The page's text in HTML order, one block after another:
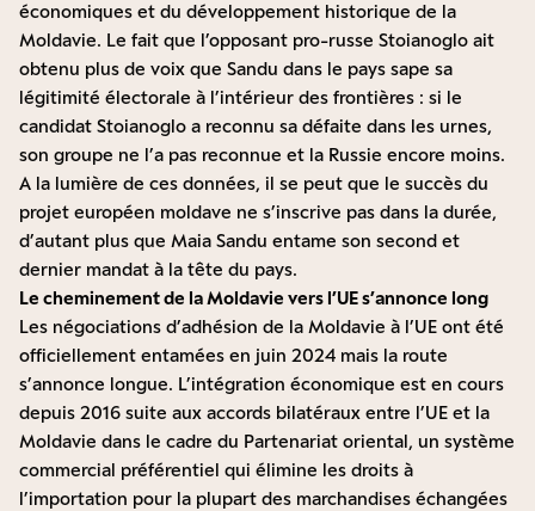
économiques et du développement historique de la
Moldavie. Le fait que l’opposant pro-russe Stoianoglo ait
obtenu plus de voix que Sandu dans le pays sape sa
légitimité électorale à l’intérieur des frontières : si le
candidat Stoianoglo a reconnu sa défaite dans les urnes,
son groupe ne l’a pas reconnue et la Russie encore moins.
A la lumière de ces données, il se peut que le succès du
projet européen moldave ne s’inscrive pas dans la durée,
d’autant plus que Maia Sandu entame son second et
dernier mandat à la tête du pays.
Le cheminement de la Moldavie vers l’UE s’annonce long
Les négociations d’adhésion de la Moldavie à l’UE ont été
officiellement entamées en juin 2024 mais la route
s’annonce longue. L’intégration économique est en cours
depuis 2016 suite aux accords bilatéraux entre l’UE et la
Moldavie dans le cadre du Partenariat oriental, un système
commercial préférentiel qui élimine les droits à
l’importation pour la plupart des marchandises échangées